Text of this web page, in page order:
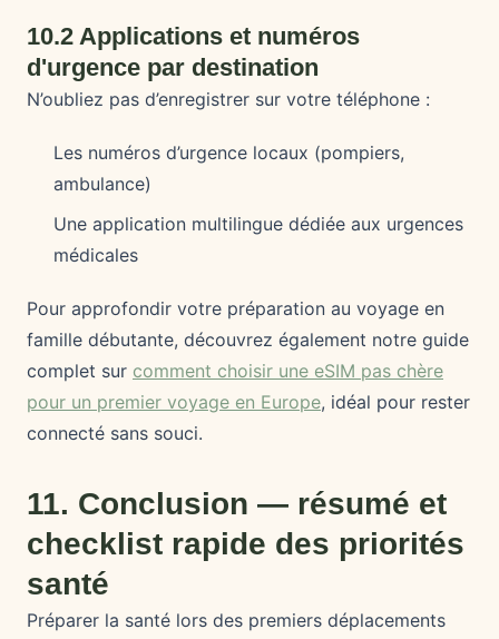
10.2 Applications et numéros
d'urgence par destination
N’oubliez pas d’enregistrer sur votre téléphone :
Les numéros d’urgence locaux (pompiers,
ambulance)
Une application multilingue dédiée aux urgences
médicales
Pour approfondir votre préparation au voyage en
famille débutante, découvrez également notre guide
complet sur comment choisir une eSIM pas chère
pour un premier voyage en Europe, idéal pour rester
connecté sans souci.
11. Conclusion — résumé et
checklist rapide des priorités
santé
Préparer la santé lors des premiers déplacements